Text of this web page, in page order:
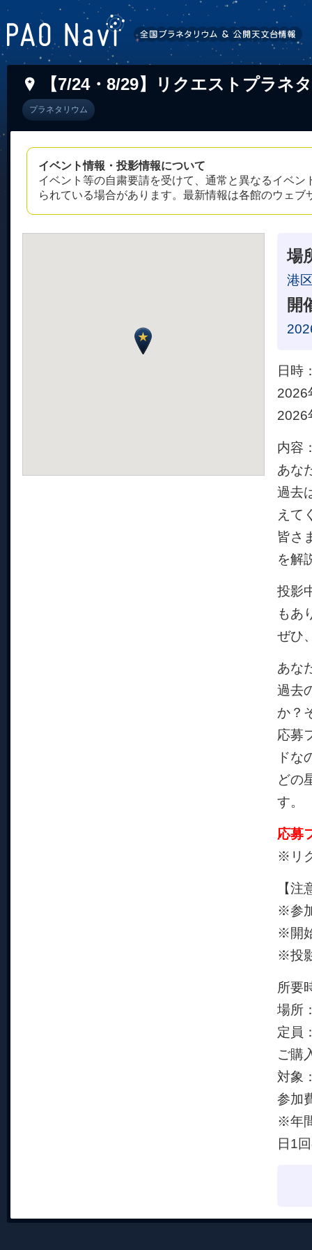
【7/24・8/29】リクエストプラネ
プラネタリウム
イベント情報・投影情報について
イベント等の自粛要請を受けて、通常と異なるイベ
られている場合があります。最新情報は各館のウェ
場
港
開
日時
2026
2026
内容
あな
過去
えて
皆さ
を解
投影
もあ
ぜひ
あな
過去
か？
応募
ドな
どの
す。
応募
※リ
【注
※参
※開
※投
所要
場所
定員
ご購
対象
参加
※年
日1